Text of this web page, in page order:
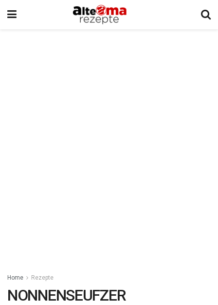
Home Rezepte
NONNENSEUFZER